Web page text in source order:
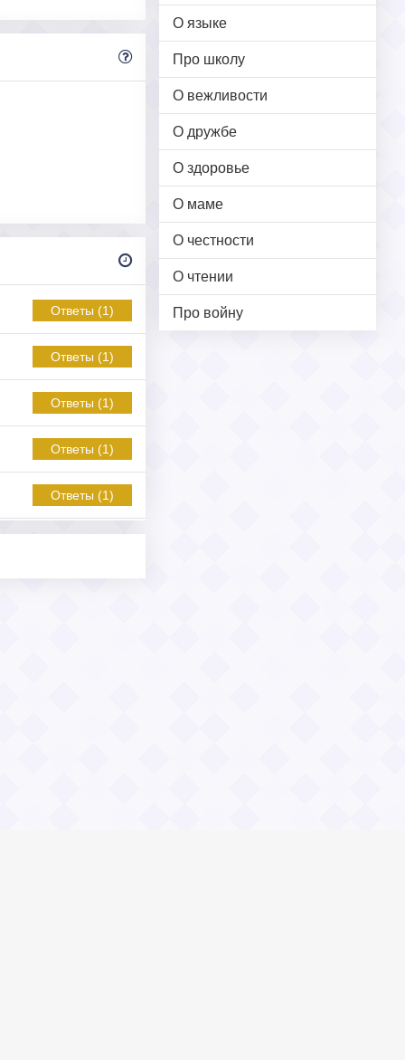
О языке
Про школу
О вежливости
О дружбе
О здоровье
О маме
О честности
О чтении
Про войну
Ответы (1)
Ответы (1)
Ответы (1)
Ответы (1)
Ответы (1)